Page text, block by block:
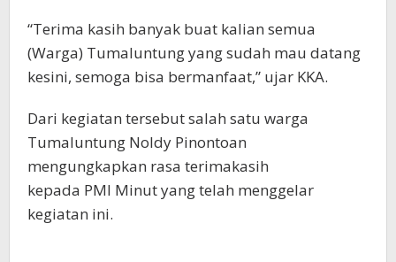
“Terima kasih banyak buat kalian semua
(Warga) Tumaluntung yang sudah mau datang
kesini, semoga bisa bermanfaat,” ujar KKA.
Dari kegiatan tersebut salah satu warga
Tumaluntung Noldy Pinontoan
mengungkapkan rasa terimakasih
kepada PMI Minut yang telah menggelar
kegiatan ini.